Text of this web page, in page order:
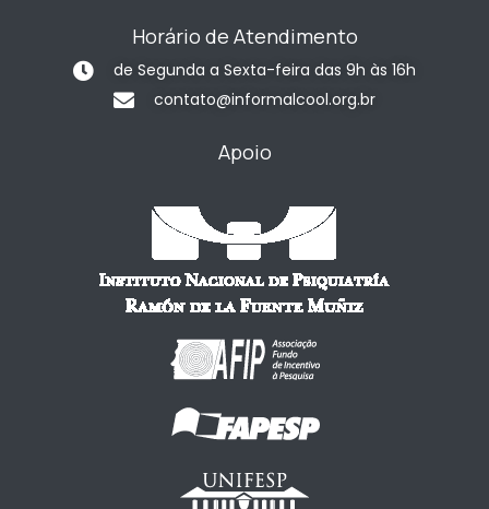
Horário de Atendimento
de Segunda a Sexta-feira das 9h às 16h
contato@informalcool.org.br
Apoio